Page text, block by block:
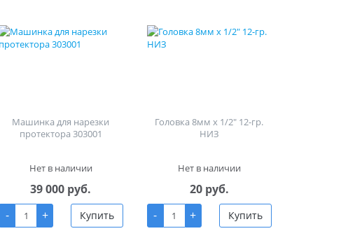
Машинка для нарезки
протектора 303001
Нет в наличии
39 000 руб.
-
+ Купить
Головка 8мм х 1/2" 12-гр.
НИЗ
Нет в наличии
20 руб.
-
+ Купить